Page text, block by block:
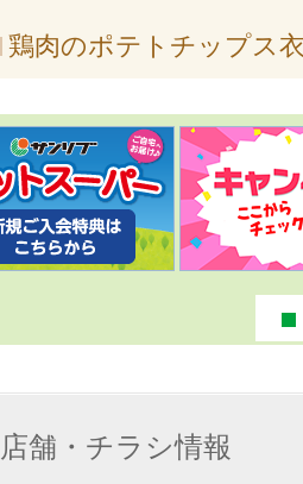
鶏肉のポテトチップス
店舗・チラシ情報